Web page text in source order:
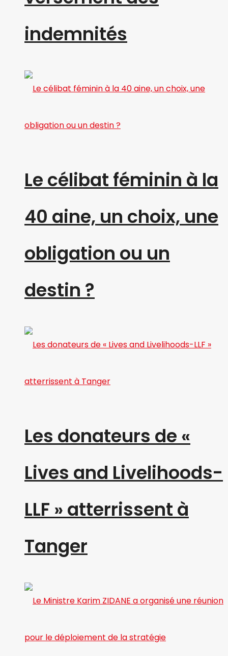
indemnités
Le célibat féminin à la
40 aine, un choix, une
obligation ou un
destin ?
Les donateurs de «
Lives and Livelihoods-
LLF » atterrissent à
Tanger